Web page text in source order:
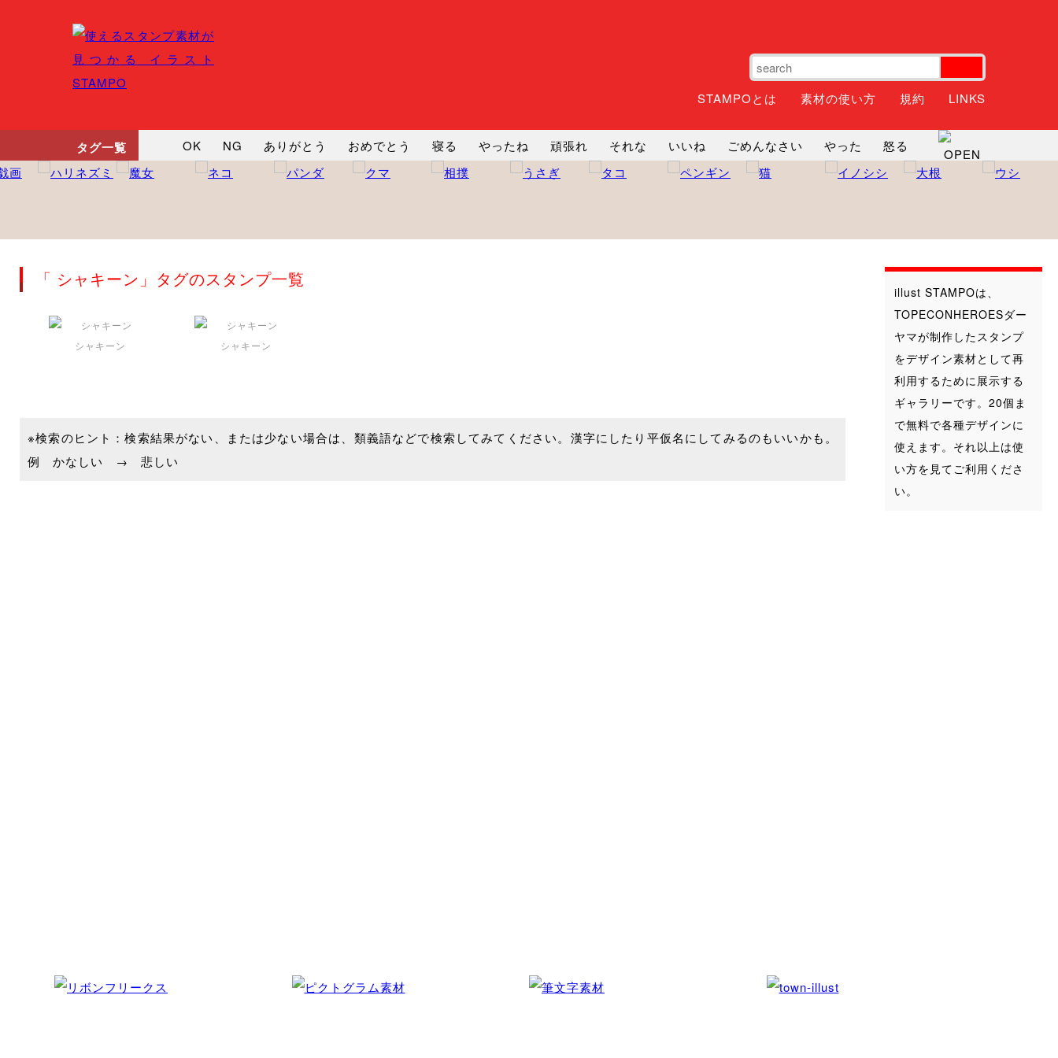
STAMPOとは 素材の使い方 規約 LINKS
タグ一覧 OK NG ありがとう おめでとう 寝る やったね 頑張れ それな いいね ごめんなさい やった
怒る
悲しい
だるい 衝撃 まったり じーっ えへへ おはよう おはよう 神 るんるん ファイト
焦る
「 シャキーン」タグのスタンプ一覧
シャキーン シャキーン
※検索のヒント：検索結果がない、または少ない場合は、類義語などで検索してみてください。漢字にしたり平仮名にしてみるのもいいかも。
例 かなしい → 悲しい
illust STAMPOは、
TOPECONHEROESダー
ヤマが制作したスタンプ
をデザイン素材として再
利用するために展示する
ギャラリーです。20個ま
で無料で各種デザインに
使えます。それ以上は使
い方を見てご利用くださ
い。